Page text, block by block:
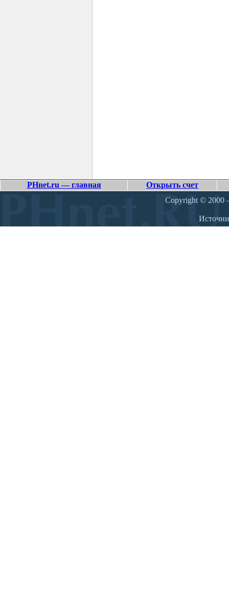
PHnet.ru — главная
Открыть счет
Copyright © 2000